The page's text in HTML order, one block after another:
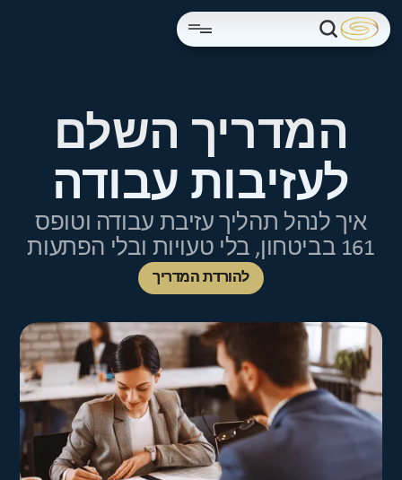
המדריך השלם
לעזיבות עבודה
איך לנהל תהליך עזיבת עבודה וטופס
161 בביטחון, בלי טעויות ובלי הפתעות
להורדת המדריך
להורדת המדריך